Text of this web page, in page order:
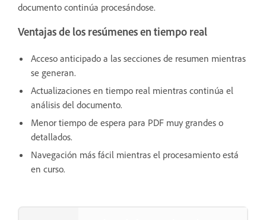
documento continúa procesándose.
Ventajas de los resúmenes en tiempo real
Acceso anticipado a las secciones de resumen mientras
se generan.
Actualizaciones en tiempo real mientras continúa el
análisis del documento.
Menor tiempo de espera para PDF muy grandes o
detallados.
Navegación más fácil mientras el procesamiento está
en curso.